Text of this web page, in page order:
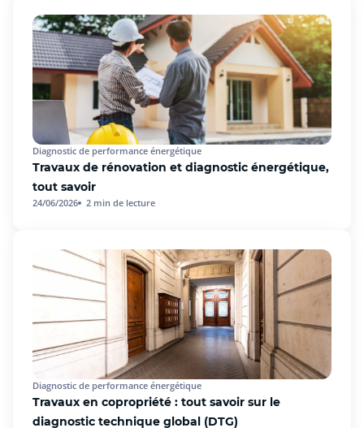
Travaux de rénovation et diagnostic énergétique,
tout savoir
Diagnostic de performance énergétique
24/06/2026 2 min de lecture
Travaux en copropriété : tout savoir sur le
diagnostic technique global (DTG)
Diagnostic de performance énergétique